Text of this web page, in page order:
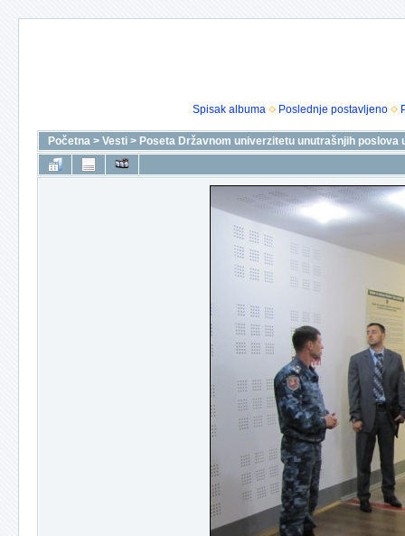
Spisak albuma Poslednje postavljeno
Početna > Vesti > Poseta Državnom univerzitetu unutrašnjih poslova